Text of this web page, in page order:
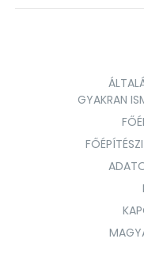
GYAKRAN